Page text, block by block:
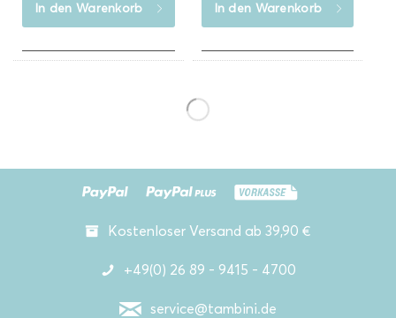
In den Warenkorb In den Warenkorb
Kostenloser Versand ab 39,90 €
+49(0) 26 89 - 9415 - 4700
service@tambini.de